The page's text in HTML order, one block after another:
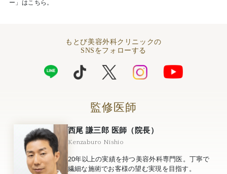
ー」はこちら。
もとび美容外科クリニックの
SNSをフォローする
監修医師
西尾 謙三郎 医師（院長）
Kenzaburo Nishio
20年以上の実績を持つ美容外科専門医。丁寧で
繊細な施術でお客様の望む実現を目指す。